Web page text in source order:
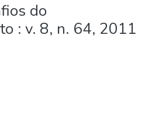
do
: v. 8, n. 64, 2011